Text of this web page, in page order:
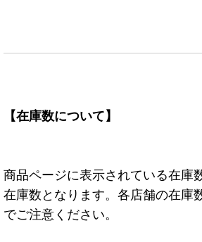
【在庫数について】
商品ページに表示されている在庫
在庫数となります。各店舗の在庫
でご注意ください。